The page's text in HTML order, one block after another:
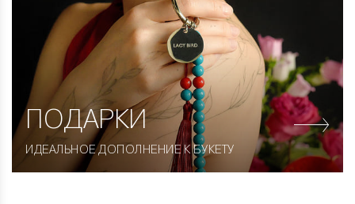
ПОДАРКИ
ИДЕАЛЬНОЕ ДОПОЛНЕНИЕ К БУКЕТУ